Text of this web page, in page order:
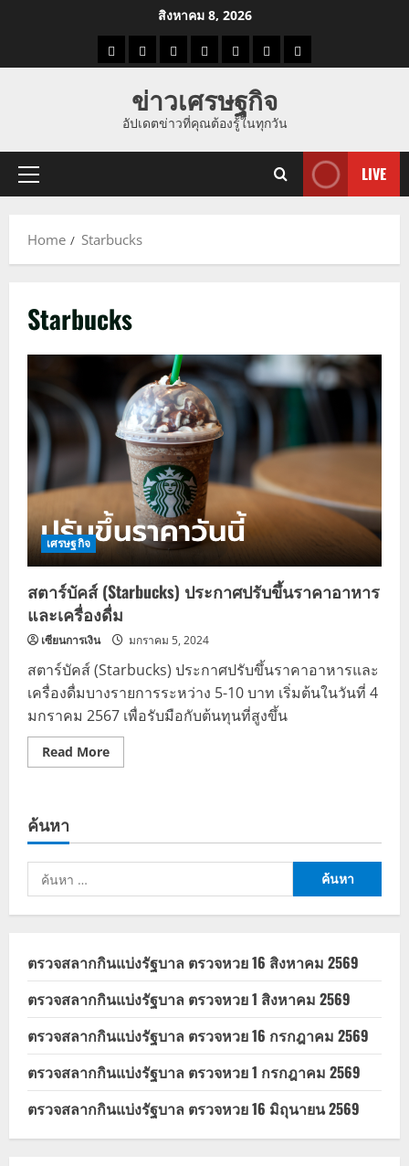
สิงหาคม 8, 2026
ราคาแนว
ราคา
ทอง
ข่าว
นี้
ข่าว
ดูด
ที่
ผู้ชาย
ข่าวเศรษฐกิจ
อัปเดตข่าวที่คุณต้องรู้ในทุกวัน
Primary
LIVE
Home Starbucks
Starbucks
เศรษฐกิจ
สตาร์บัคส์ (Starbucks) ประกาศปรับขึ้นราคาอาหาร
และเครื่องดื่ม
เซียนการเงิน มกราคม 5, 2024
สตาร์บัคส์ (Starbucks) ประกาศปรับขึ้นราคาอาหารและ
เครื่องดื่มบางรายการระหว่าง 5-10 บาท เริ่มต้นในวันที่ 4
มกราคม 2567 เพื่อรับมือกับต้นทุนที่สูงขึ้น
Read MoreRead
more
ปรับ
ราคา
และ
ดื่ม
ค้นหา
ค้นหา
สำหรับ:
ตรวจสลากกินแบ่งรัฐบาล ตรวจหวย 16 สิงหาคม 2569
ตรวจสลากกินแบ่งรัฐบาล ตรวจหวย 1 สิงหาคม 2569
ตรวจสลากกินแบ่งรัฐบาล ตรวจหวย 16 กรกฎาคม 2569
ตรวจสลากกินแบ่งรัฐบาล ตรวจหวย 1 กรกฎาคม 2569
ตรวจสลากกินแบ่งรัฐบาล ตรวจหวย 16 มิถุนายน 2569